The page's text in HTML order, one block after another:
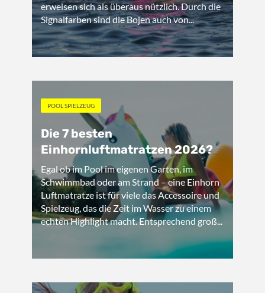
erweisen sich als überaus nützlich. Durch die
Signalfarben sind die Bojen auch von...
POOL SPIELZEUG
Die 7 besten
Einhornluftmatratzen 2026?
Egal ob im Pool im eigenen Garten, im
Schwimmbad oder am Strand – eine Einhorn
Luftmatratze ist für viele das Accessoire und
Spielzeug, das die Zeit im Wasser zu einem
echten Highlight macht. Entsprechend groß...